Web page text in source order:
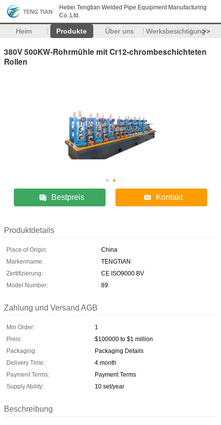
Hebei Tengtian Welded Pipe Equipment Manufacturing
Co.,Ltd.
Heim Produkte Über uns Werksbesichtigung>>
380V 500KW-Rohrmühle mit Cr12-chrombeschichteten
Rollen
Bestpreis Kontakt
Produktdetails
Place of Origin:
China
Markenname:
TENGTIAN
Zertifizierung:
CE ISO9000 BV
Model Number:
89
Zahlung und Versand AGB
Min Order:
1
Preis:
$100000 to $1 million
Packaging:
Packaging Details
Delivery Time:
4 month
Payment Terms:
Payment Terms
Supply Ability:
10 set/year
Beschreibung